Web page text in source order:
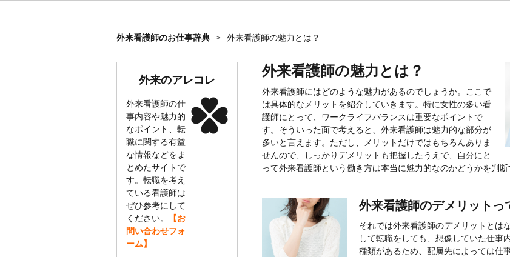
外来看護師のお仕事辞典 > 外来看護師の魅力とは？
外来看護師の魅力とは？
外来看護師にはどのような魅力があるのでしょうか。ここで
は具体的なメリットを紹介していきます。特に女性の多い看
護師にとって、ワークライフバランスは重要なポイントで
す。そういった面で考えると、外来看護師は魅力的な部分が
多いと言えます。ただし、メリットだけではもちろんありま
せんので、しっかりデメリットも把握したうえで、自分にと
って外来看護師という働き方は本当に魅力的なのかどうかを判断
外来看護師のデメリットっ
それでは外来看護師のデメリットとは
して転職をしても、想像していた仕事
種類があるため、配属先によっては仕
外来のアレコレ
外来看護師の仕
事内容や魅力的
なポイント、転
職に関する有益
な情報などをま
とめたサイトで
す。転職を考え
ている看護師は
ぜひ参考にして
ください。
【お
問い合わせフォ
ーム】